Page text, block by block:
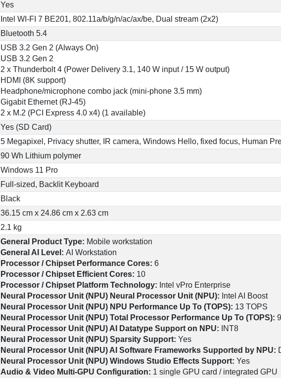
Yes
Intel WI-FI 7 BE201, 802.11a/b/g/n/ac/ax/be, Dual stream (2x2)
Bluetooth 5.4
USB 3.2 Gen 2 (Always On)
USB 3.2 Gen 2
2 x Thunderbolt 4 (Power Delivery 3.1, 140 W input / 15 W output)
HDMI (8K support)
Headphone/microphone combo jack (mini-phone 3.5 mm)
Gigabit Ethernet (RJ-45)
2 x M.2 (PCI Express 4.0 x4) (1 available)
Yes (SD Card)
5 Megapixel, Privacy shutter, IR camera, Windows Hello, fixed focus, Human
90 Wh Lithium polymer
Windows 11 Pro
Full-sized, Backlit Keyboard
Black
36.15 cm x 24.86 cm x 2.63 cm
2.1 kg
General Product Type: Mobile workstation
General AI Level:AI Workstation
Processor / Chipset Performance Cores:6
Processor / Chipset Efficient Cores: 10
Processor / Chipset Platform Technology: Intel vPro Enterprise
Neural Processor Unit (NPU) Neural Processor Unit (NPU): Intel AI Boost
Neural Processor Unit (NPU) NPU Performance Up To (TOPS): 13 TOPS
Neural Processor Unit (NPU) Total Processor Performance Up To (TOPS):
Neural Processor Unit (NPU) AI Datatype Support on NPU:
INT8
Neural Processor Unit (NPU) Sparsity Support:Yes
Neural Processor Unit (NPU) AI Software Frameworks Supported by NPU:
Neural Processor Unit (NPU) Windows Studio Effects Support:Yes
Audio & Video Multi-GPU Configuration: 1 single GPU card / integrated GPU